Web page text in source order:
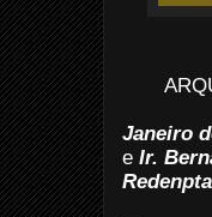
Janeiro
e Ir.
Redenpta